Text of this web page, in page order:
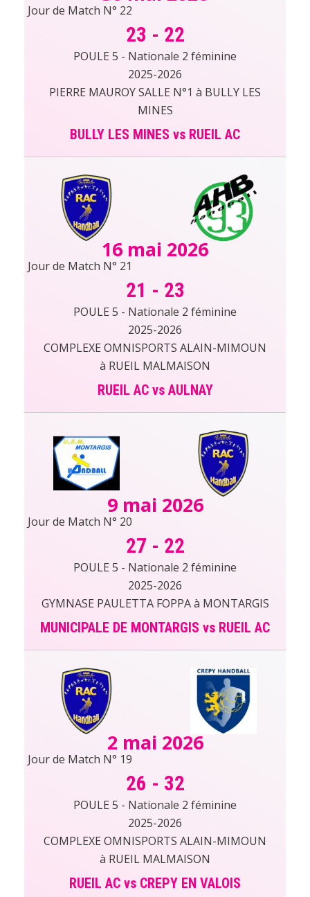
Jour de Match N° 22
23 - 22
POULE 5 - Nationale 2 féminine
2025-2026
PIERRE MAUROY SALLE N°1 à BULLY LES
MINES
BULLY LES MINES vs RUEIL AC
16 mai 2026
Jour de Match N° 21
21 - 23
POULE 5 - Nationale 2 féminine
2025-2026
COMPLEXE OMNISPORTS ALAIN-MIMOUN
à RUEIL MALMAISON
RUEIL AC vs AULNAY
9 mai 2026
Jour de Match N° 20
27 - 22
POULE 5 - Nationale 2 féminine
2025-2026
GYMNASE PAULETTA FOPPA à MONTARGIS
MUNICIPALE DE MONTARGIS vs RUEIL AC
2 mai 2026
Jour de Match N° 19
26 - 32
POULE 5 - Nationale 2 féminine
2025-2026
COMPLEXE OMNISPORTS ALAIN-MIMOUN
à RUEIL MALMAISON
RUEIL AC vs CREPY EN VALOIS